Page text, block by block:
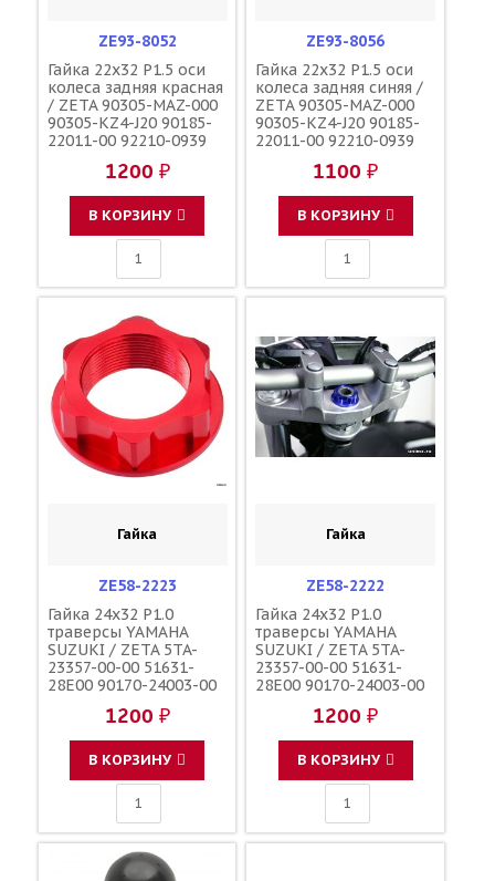
ZE93-8052
Гайка 22x32 P1.5 оси
колеса задняя красная
/ ZETA 90305-MAZ-000
90305-KZ4-J20 90185-
22011-00 92210-0939
1200 ₽
В КОРЗИНУ
ZE93-8056
Гайка 22x32 P1.5 оси
колеса задняя синяя /
ZETA 90305-MAZ-000
90305-KZ4-J20 90185-
22011-00 92210-0939
1100 ₽
В КОРЗИНУ
Гайка
ZE58-2223
Гайка 24x32 P1.0
траверсы YAMAHA
SUZUKI / ZETA 5TA-
23357-00-00 51631-
28E00 90170-24003-00
1200 ₽
В КОРЗИНУ
Гайка
ZE58-2222
Гайка 24x32 P1.0
траверсы YAMAHA
SUZUKI / ZETA 5TA-
23357-00-00 51631-
28E00 90170-24003-00
1200 ₽
В КОРЗИНУ